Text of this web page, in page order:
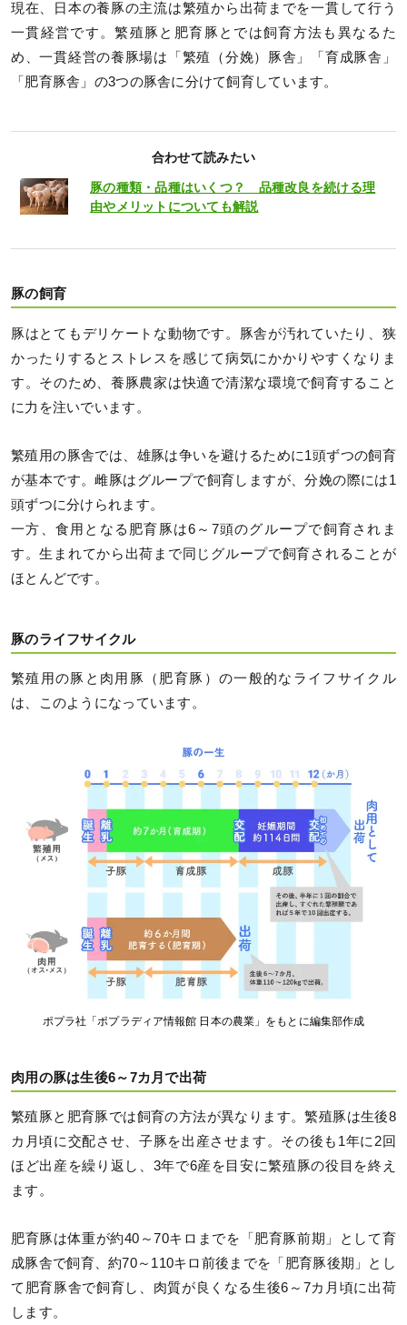
現在、日本の養豚の主流は繁殖から出荷までを一貫して行う
一貫経営です。繁殖豚と肥育豚とでは飼育方法も異なるた
め、一貫経営の養豚場は「繁殖（分娩）豚舎」「育成豚舎」
「肥育豚舎」の3つの豚舎に分けて飼育しています。
合わせて読みたい
豚の種類・品種はいくつ？ 品種改良を続ける理
由やメリットについても解説
豚の飼育
豚はとてもデリケートな動物です。豚舎が汚れていたり、狭
かったりするとストレスを感じて病気にかかりやすくなりま
す。そのため、養豚農家は快適で清潔な環境で飼育すること
に力を注いでいます。
繁殖用の豚舎では、雄豚は争いを避けるために1頭ずつの飼育
が基本です。雌豚はグループで飼育しますが、分娩の際には1
頭ずつに分けられます。
一方、食用となる肥育豚は6～7頭のグループで飼育されま
す。生まれてから出荷まで同じグループで飼育されることが
ほとんどです。
豚のライフサイクル
繁殖用の豚と肉用豚（肥育豚）の一般的なライフサイクル
は、このようになっています。
ポプラ社「ポプラディア情報館 日本の農業」をもとに編集部作成
肉用の豚は生後6～7カ月で出荷
繁殖豚と肥育豚では飼育の方法が異なります。繁殖豚は生後8
カ月頃に交配させ、子豚を出産させます。その後も1年に2回
ほど出産を繰り返し、3年で6産を目安に繁殖豚の役目を終え
ます。
肥育豚は体重が約40～70キロまでを「肥育豚前期」として育
成豚舎で飼育、約70～110キロ前後までを「肥育豚後期」とし
て肥育豚舎で飼育し、肉質が良くなる生後6～7カ月頃に出荷
します。